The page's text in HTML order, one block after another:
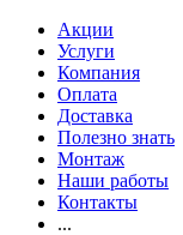
Акции
Услуги
Компания
Оплата
Доставка
Полезно знать
Монтаж
Наши работы
Контакты
...